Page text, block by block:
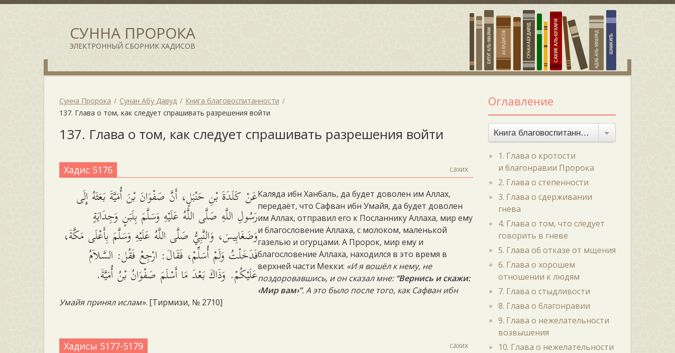
СУННА ПРОРОКА
ЭЛЕКТРОННЫЙ СБОРНИК ХАДИСОВ
Сунна Пророка Сунан Абу Давуд
Книга благовоспитанности
137. Глава о том, как следует спрашивать разрешения войти
137. Глава о том, как следует спрашивать разрешения войти
Хадис 5176 сахих
عَنْ كَلَدَةَ بْنِ حَنْبَلٍ، أَنَّ صَفْوَانَ بْنَ أُمَيَّةَ بَعَثَهُ إِلَى
رَسُولِ اللَّهِ صَلَّى اللَّهُ عَلَيْهِ وَسَلَّمَ بِلَبَنٍ وَجِدَايَةٍ
وَضَغَابِيسَ، وَالنَّبِيُّ صَلَّى اللَّهُ عَلَيْهِ وَسَلَّمَ بِأَعْلَى مَكَّةَ،
فَدَخَلْتُ وَلَمْ أُسَلِّمْ، فَقَالَ: ارْجِعْ فَقُل: السَّلاَمُ
عَلَيْكُمْ. وَذَاكَ بَعْدَ مَا أَسْلَمَ صَفْوَانُ بْنُ أُمَيَّةَ.
Каляда ибн Ханбаль, да будет доволен им Аллах,
передаёт, что Сафван ибн Умайя, да будет доволен
им Аллах, отправил его к Посланнику Аллаха, мир ему
и благословение Аллаха, с молоком, маленькой
газелью и огурцами. А Пророк, мир ему и
благословение Аллаха, находился в это время в
верхней части Мекки: «И я вошёл к нему, не
поздоровавшись, и он сказал мне: “Вернись и скажи:
‹Мир вам›”. А это было после того, как Сафван ибн
Умайя принял ислам». [Тирмизи, № 2710]
Хадисы 5177-5179 сахих
Оглавление
Книга благовоспитанности
1. Глава о кротости
и благонравии Пророка
2. Глава о степенности
3. Глава о сдерживании
гнева
4. Глава о том, что следует
говорить в гневе
5. Глава об отказе от мщения
6. Глава о хорошем
отношении к людям
7. Глава о стыдливости
8. Глава о благонравии
9. Глава о нежелательности
возвышения
10. Глава о нежелательности